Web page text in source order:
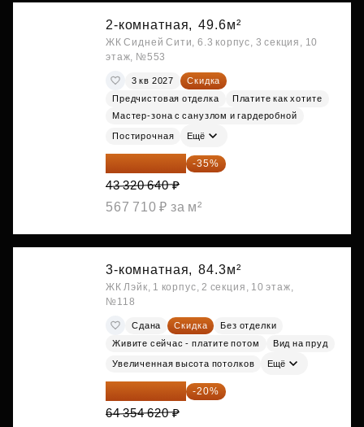
2-комнатная, 49.6м²
ЖК Сидней Сити, 6.3 корпус, 3 секция, 10
этаж, №553
3 кв 2027
Скидка
Предчистовая отделка
Платите как хотите
Мастер-зона с санузлом и гардеробной
Постирочная Ещё
28 158 416 ₽ -35%
43 320 640 ₽
567 710 ₽ за м²
3-комнатная, 84.3м²
ЖК Лэйк, 1 корпус, 2 секция, 10 этаж,
№118
Сдана Скидка
Без отделки
Живите сейчас - платите потом
Вид на пруд
Увеличенная высота потолков Ещё
51 483 696 ₽ -20%
64 354 620 ₽